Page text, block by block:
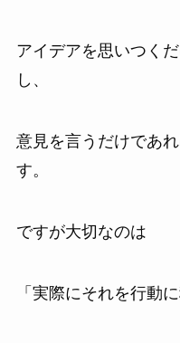
アイデアを思いつく
し、
意見を言うだけであ
す。
ですが大切なのは
「実際にそれを行動